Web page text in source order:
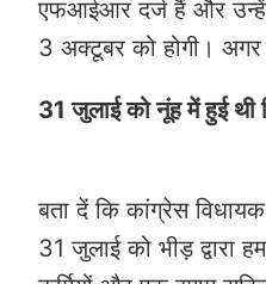
एफआईआर दर्ज हैं और उन्हें
3 अक्टूबर को होगी। अगर
31 जुलाई को नूंह में हुई थी
बता दें कि कांग्रेस विधायक
31 जुलाई को भीड़ द्वारा